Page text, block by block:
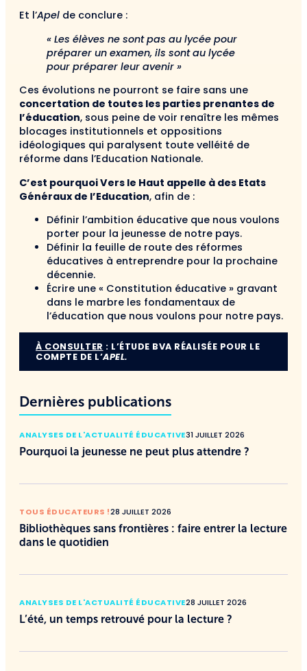
Et l’Apel de conclure :
« Les élèves ne sont pas au lycée pour
préparer un examen, ils sont au lycée
pour préparer leur avenir »
Ces évolutions ne pourront se faire sans une
concertation de toutes les parties prenantes de
l’éducation, sous peine de voir renaître les mêmes
blocages institutionnels et oppositions
idéologiques qui paralysent toute velléité de
réforme dans l’Education Nationale.
C’est pourquoi Vers le Haut appelle à des Etats
Généraux de l’Education, afin de :
Définir l’ambition éducative que nous voulons
porter pour la jeunesse de notre pays.
Définir la feuille de route des réformes
éducatives à entreprendre pour la prochaine
décennie.
Écrire une « Constitution éducative » gravant
dans le marbre les fondamentaux de
l’éducation que nous voulons pour notre pays.
À CONSULTER : L’ÉTUDE BVA RÉALISÉE POUR LE
COMPTE DE L’APEL.
Dernières publications
ANALYSES DE L'ACTUALITÉ ÉDUCATIVE31 JUILLET 2026
Pourquoi la jeunesse ne peut plus attendre ?
TOUS ÉDUCATEURS !28 JUILLET 2026
Bibliothèques sans frontières : faire entrer la lecture
dans le quotidien
ANALYSES DE L'ACTUALITÉ ÉDUCATIVE28 JUILLET 2026
L’été, un temps retrouvé pour la lecture ?